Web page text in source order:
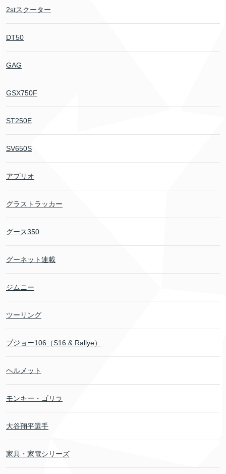
2stスクーター
DT50
GAG
GSX750F
ST250E
SV650S
アプリオ
グラストラッカー
グース350
グーネット連載
ジムニー
ツーリング
プジョー106（S16 & Rallye）
ヘルメット
モンキー・ゴリラ
大谷翔平選手
家具・家電シリーズ